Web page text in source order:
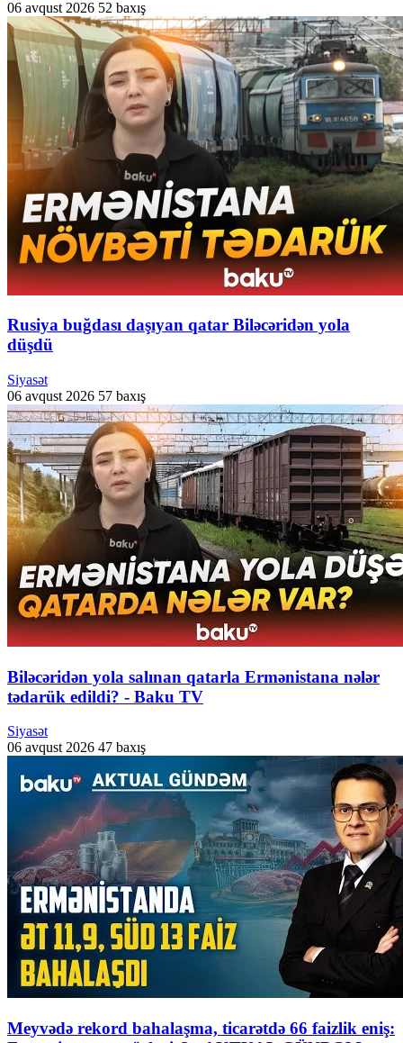
06 avqust 2026 52 baxış
Rusiya buğdası daşıyan qatar Biləcəridən yola
düşdü
Siyasət
06 avqust 2026 57 baxış
Biləcəridən yola salınan qatarla Ermənistana nələr
tədarük edildi? - Baku TV
Siyasət
06 avqust 2026 47 baxış
Meyvədə rekord bahalaşma, ticarətdə 66 faizlik eniş: